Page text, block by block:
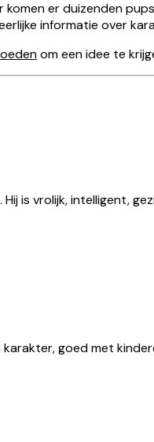
er duizenden
informatie over
om een idee te
is vrolijk, intelligent,
goed met